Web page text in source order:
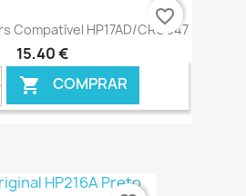
Compatível HP17AD/CRG047
15,40 €
 COMPRAR
€ ONLINE
favorite_border